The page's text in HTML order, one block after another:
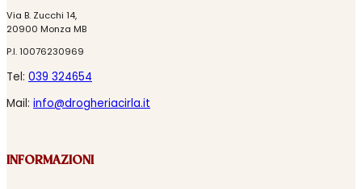
Via B. Zucchi 14,
20900 Monza MB
P.I. 10076230969
Tel: 039 324654
Mail: info@drogheriacirla.it
INFORMAZIONI